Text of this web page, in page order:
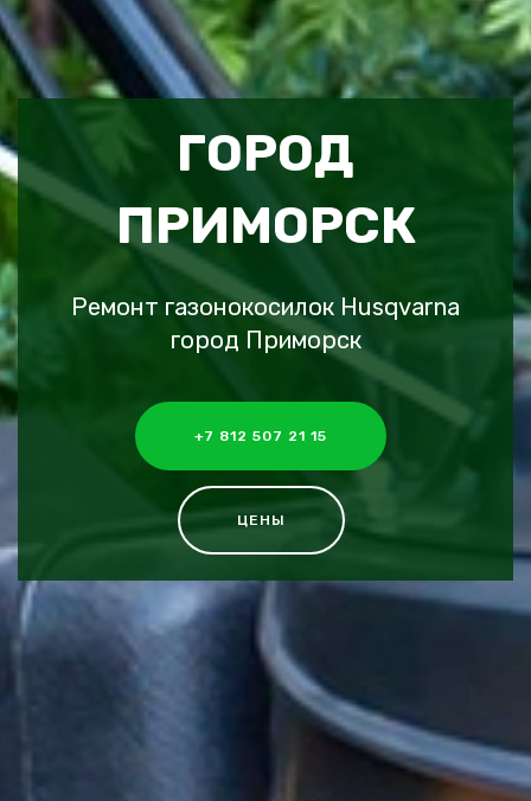
ГОРОД
ПРИМОРСК
Ремонт газонокосилок Husqvarna
город Приморск
+7 812 507 21 15
ЦЕНЫ